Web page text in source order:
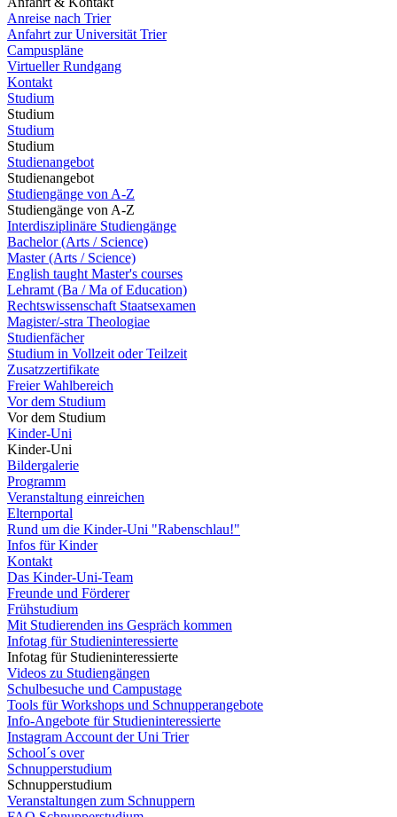
Anreise nach Trier
Anfahrt zur Universität Trier
Campuspläne
Virtueller Rundgang
Kontakt
Studium
Studium
Studium
Studium
Studienangebot
Studienangebot
Studiengänge von A-Z
Studiengänge von A-Z
Interdisziplinäre Studiengänge
Bachelor (Arts / Science)
Master (Arts / Science)
English taught Master's courses
Lehramt (Ba / Ma of Education)
Rechtswissenschaft Staatsexamen
Magister/-stra Theologiae
Studienfächer
Studium in Vollzeit oder Teilzeit
Zusatzzertifikate
Freier Wahlbereich
Vor dem Studium
Vor dem Studium
Kinder-Uni
Kinder-Uni
Bildergalerie
Programm
Veranstaltung einreichen
Elternportal
Rund um die Kinder-Uni "Rabenschlau!"
Infos für Kinder
Kontakt
Das Kinder-Uni-Team
Freunde und Förderer
Frühstudium
Mit Studierenden ins Gespräch kommen
Infotag für Studieninteressierte
Infotag für Studieninteressierte
Videos zu Studiengängen
Schulbesuche und Campustage
Tools für Workshops und Schnupperangebote
Info-Angebote für Studieninteressierte
Instagram Account der Uni Trier
School´s over
Schnupperstudium
Schnupperstudium
Veranstaltungen zum Schnuppern